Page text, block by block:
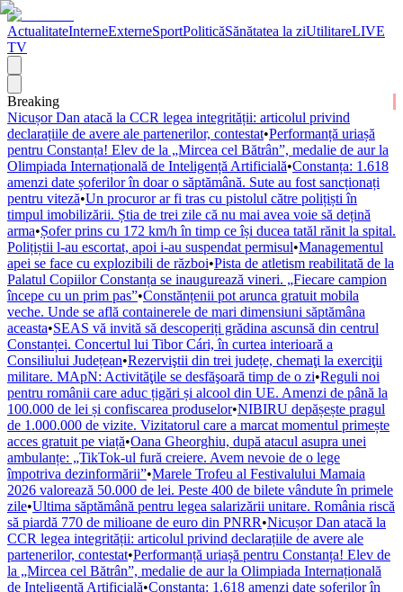
ActualitateInterneExterneSportPoliticăSănătatea la ziUtilitareLIVE
TV
Breaking
Nicușor Dan atacă la CCR legea integrității: articolul privind
declarațiile de avere ale partenerilor, contestat•Performanță uriașă
pentru Constanța! Elev de la „Mircea cel Bătrân”, medalie de aur la
Olimpiada Internațională de Inteligență Artificială•Constanța: 1.618
amenzi date șoferilor în doar o săptămână. Sute au fost sancționați
pentru viteză•Un procuror ar fi tras cu pistolul către polițiști în
timpul imobilizării. Știa de trei zile că nu mai avea voie să dețină
arma•Șofer prins cu 172 km/h în timp ce își ducea tatăl rănit la spital.
Polițiștii l-au escortat, apoi i-au suspendat permisul•Managementul
apei se face cu explozibili de război•Pista de atletism reabilitată de la
Palatul Copiilor Constanța se inaugurează vineri. „Fiecare campion
începe cu un prim pas”•Constănțenii pot arunca gratuit mobila
veche. Unde se află containerele de mari dimensiuni săptămâna
aceasta•SEAS vă invită să descoperiți grădina ascunsă din centrul
Constanței. Concertul lui Tibor Cári, în curtea interioară a
Consiliului Județean•Rezerviştii din trei județe, chemaţi la exerciţii
militare. MApN: Activităţile se desfăşoară timp de o zi•Reguli noi
pentru românii care aduc țigări și alcool din UE. Amenzi de până la
100.000 de lei și confiscarea produselor•NIBIRU depășește pragul
de 1.000.000 de vizite. Vizitatorul care a marcat momentul primește
acces gratuit pe viață•Oana Gheorghiu, după atacul asupra unei
ambulanțe: „TikTok-ul fură creiere. Avem nevoie de o lege
împotriva dezinformării”•Marele Trofeu al Festivalului Mamaia
2026 valorează 50.000 de lei. Peste 400 de bilete vândute în primele
zile•Ultima săptămână pentru legea salarizării unitare. România riscă
să piardă 770 de milioane de euro din PNRR•Nicușor Dan atacă la
CCR legea integrității: articolul privind declarațiile de avere ale
partenerilor, contestat•Performanță uriașă pentru Constanța! Elev de
la „Mircea cel Bătrân”, medalie de aur la Olimpiada Internațională
de Inteligență Artificială•Constanța: 1.618 amenzi date șoferilor în